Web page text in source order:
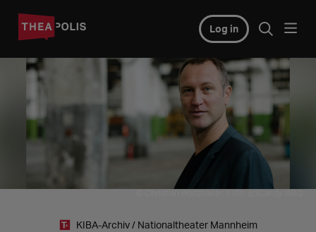
Log in
KIBA-Archiv / Nationaltheater Mannheim